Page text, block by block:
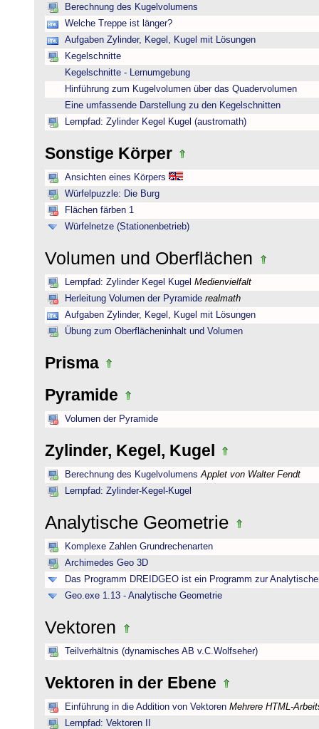
Berechnung des Kugelvolumens
Welche Treppe ist länger?
Aufgaben Zylinder, Kegel, Kugel mit Lösungen
Kegelschnitte
Kegelschnitte - Lernumgebung
Hinführung zum Kugelvolumen über das Quadervolumen
Eine umfassende Darstellung zu den Kegelschnitten
Lernpfad: Zylinder Kegel Kugel (austromath)
Sonstige Körper
Ansichten eines Körpers
Würfelpuzzle: Die Burg
Flächen färben 1
Würfelnetze (Stationenbetrieb)
Volumen und Oberflächen
Lernpfad: Zylinder Kegel Kugel Medienvielfalt
Herleitung Volumen der Pyramide realmath
Aufgaben Zylinder, Kegel, Kugel mit Lösungen
Übung zum Oberflächeninhalt und Volumen
Prisma
Pyramide
Volumen der Pyramide
Zylinder, Kegel, Kugel
Berechnung des Kugelvolumens Applet von Walter Fendt
Lernpfad: Zylinder-Kegel-Kugel
Analytische Geometrie
Komplexe Zahlen Grundrechenarten
Archimedes Geo 3D
Das Programm DREIDGEO ist ein Programm zur
Geo.exe 1.13 - Analytische Geometrie
Vektoren
Teilverhältnis (dynamisches AB v.C.Wolfseher)
Vektoren in der Ebene
Einführung in die Addition von Vektoren Mehrere HTML-
Lernpfad: Vektoren II